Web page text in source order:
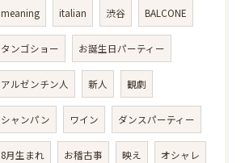
meaning italian 渋谷 BALCONE
タンゴショー お誕生日パーティー
アルゼンチン人 新人 観劇
シャンパン ワイン ダンスパーティー
8月生まれ お稽古事 映え オシャレ